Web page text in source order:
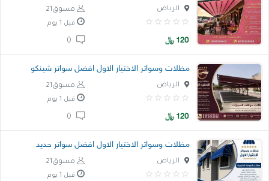
مسوق21 الرياض
قبل 1 يوم
120 ﷼
مظلات وسواتر الاختيار الاول افضل سواتر شينكو
مسوق21 الرياض
قبل 1 يوم
120 ﷼
مظلات وسواتر الاختيار الاول افضل سواتر حديد
مسوق21 الرياض
قبل 1 يوم